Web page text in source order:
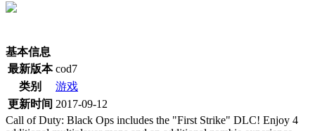
基本信息
最新版本 cod7
类别
游戏
更新时间 2017-09-12
Call of Duty: Black Ops includes the "First Strike" DLC! Enjoy 4